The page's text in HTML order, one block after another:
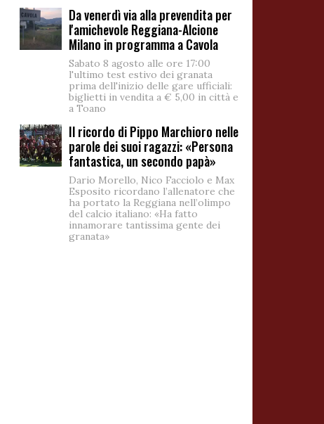
Da venerdì via alla prevendita per
l'amichevole Reggiana-Alcione
Milano in programma a Cavola
Sabato 8 agosto alle ore 17:00
l'ultimo test estivo dei granata
prima dell'inizio delle gare ufficiali:
biglietti in vendita a € 5,00 in città e
a Toano
Il ricordo di Pippo Marchioro nelle
parole dei suoi ragazzi: «Persona
fantastica, un secondo papà»
Dario Morello, Nico Facciolo e Max
Esposito ricordano l’allenatore che
ha portato la Reggiana nell’olimpo
del calcio italiano: «Ha fatto
innamorare tantissima gente dei
granata»